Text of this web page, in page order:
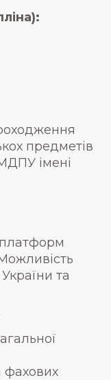
предметів
імені
та
фахових